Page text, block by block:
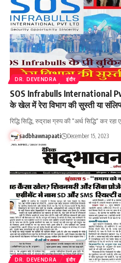
DR. DEVENDRA इंदौर
SOS Infrabulls International
के खेल में रेरा विभाग की सुस्ती या
रिद्धि सिद्धि, रुद्राक्ष ग्रुप की "अर्थ सिद्धि" कर
sadbhawnapaati December 15, 2023
DR. DEVENDRA इंदौर